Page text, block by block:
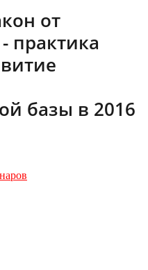
от
практика
базы в 2016